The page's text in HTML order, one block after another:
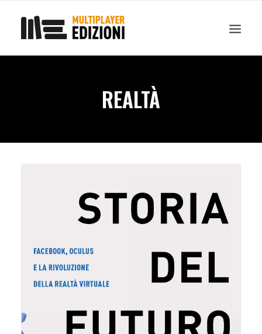
IN EVIDENZA
REALTÀ